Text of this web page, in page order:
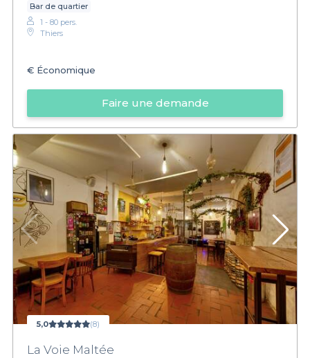
Bar de quartier
1 - 80 pers.
Thiers
€ Économique
Faire une demande
5,0 (8)
La Voie Maltée